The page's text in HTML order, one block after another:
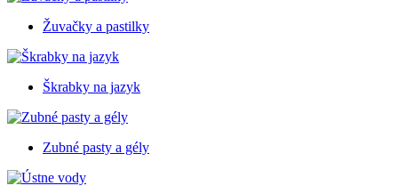
Žuvačky a pastilky
Škrabky na jazyk
Zubné pasty a gély